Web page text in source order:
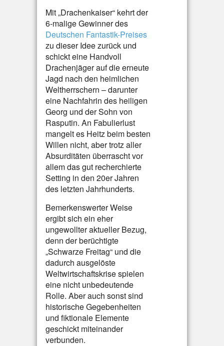
Mit „Drachenkaiser“ kehrt der
6-malige Gewinner des
Deutschen Fantastik-Preises
zu dieser Idee zurück und
schickt eine Handvoll
Drachenjäger auf die erneute
Jagd nach den heimlichen
Weltherrschern – darunter
eine Nachfahrin des heiligen
Georg und der Sohn von
Rasputin. An Fabulierlust
mangelt es Heitz beim besten
Willen nicht, aber trotz aller
Absurditäten überrascht vor
allem das gut recherchierte
Setting in den 20er Jahren
des letzten Jahrhunderts.
Bemerkenswerter Weise
ergibt sich ein eher
ungewollter aktueller Bezug,
denn der berüchtigte
„Schwarze Freitag“ und die
dadurch ausgelöste
Weltwirtschaftskrise spielen
eine nicht unbedeutende
Rolle. Aber auch sonst sind
historische Gegebenheiten
und fiktionale Elemente
geschickt miteinander
verbunden.